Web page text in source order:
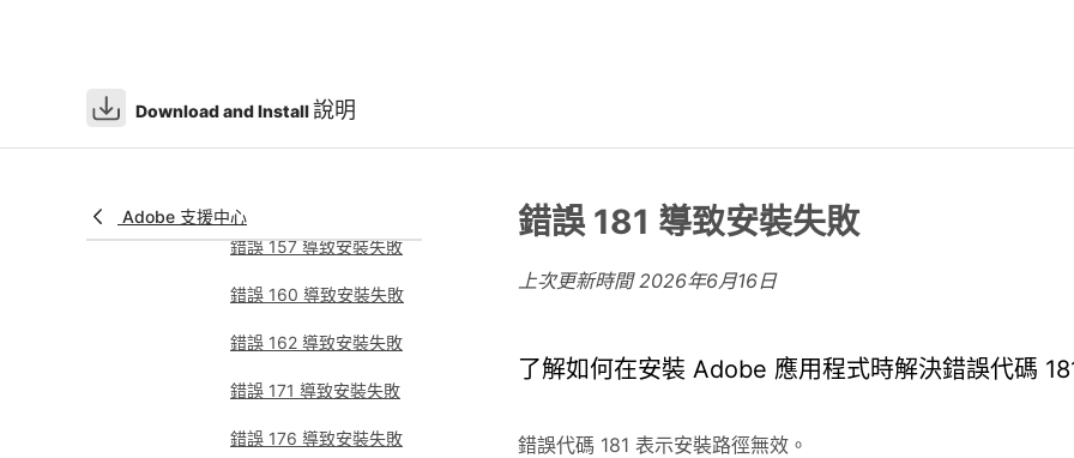
Download and Install說明
Adobe 支援中心
安裝失敗
錯誤 157 導致安裝失敗
錯誤 160 導致安裝失敗
錯誤 162 導致安裝失敗
錯誤 171 導致安裝失敗
錯誤 176 導致安裝失敗
錯誤 181 導致安裝失敗
上次更新時間2026年6月16日
了解如何在安裝 Adobe 應用程式時解決錯誤代碼
錯誤代碼 181 表示安裝路徑無效。